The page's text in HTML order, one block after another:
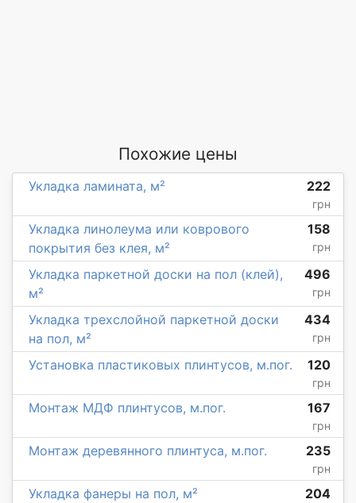
Похожие цены
Укладка ламината, м² 222
грн
Укладка линолеума или коврового
покрытия без клея, м²
158
грн
Укладка паркетной доски на пол (клей),
м²
496
грн
Укладка трехслойной паркетной доски
на пол, м²
434
грн
Установка пластиковых плинтусов, м.пог. 120
грн
Монтаж МДФ плинтусов, м.пог. 167
грн
Монтаж деревянного плинтуса, м.пог. 235
грн
Укладка фанеры на пол, м² 204